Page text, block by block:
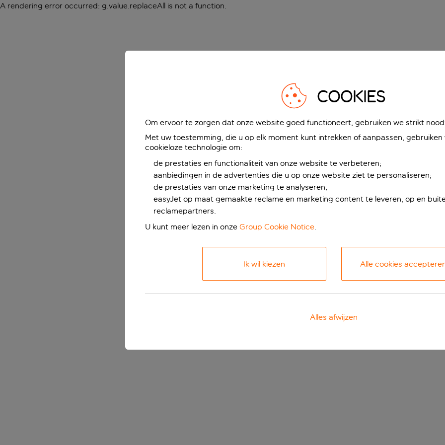
A rendering error occurred: g.value.replaceAll is not a function.
COOKIES
Om ervoor te zorgen dat onze website goed functioneert, gebruiken we strikt
Met uw toestemming, die u op elk moment kunt intrekken of aanpassen, gebruiken
cookieloze technologie om:
de prestaties en functionaliteit van onze website te verbeteren;
aanbiedingen in de advertenties die u op onze website ziet te personaliseren;
de prestaties van onze marketing te analyseren;
easyJet op maat gemaakte reclame en marketing content te leveren, op en
reclamepartners.
U kunt meer lezen in onze Group Cookie Notice.
Ik wil kiezen Alle cookies
Alles afwijzen